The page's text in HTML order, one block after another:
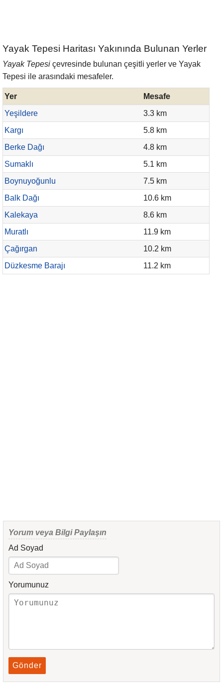
Yayak Tepesi Haritası Yakınında Bulunan Yerler
Yayak Tepesi çevresinde bulunan çeşitli yerler ve Yayak
Tepesi ile arasındaki mesafeler.
Yer
Mesafe
Yeşildere
3.3 km
Kargı
5.8 km
Berke Dağı
4.8 km
Sumaklı
5.1 km
Boynuyoğunlu
7.5 km
Balk Dağı
10.6 km
Kalekaya
8.6 km
Muratlı
11.9 km
Çağırgan
10.2 km
Düzkesme Barajı
11.2 km
Yorum veya Bilgi Paylaşın
Ad Soyad
Yorumunuz
Gönder